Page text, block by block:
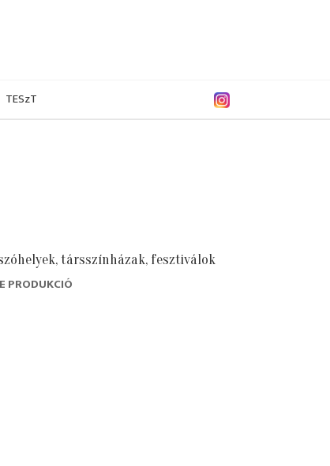
TESzT
2016/2017
társszínházak, fesztiválok
PRODUKCIÓ